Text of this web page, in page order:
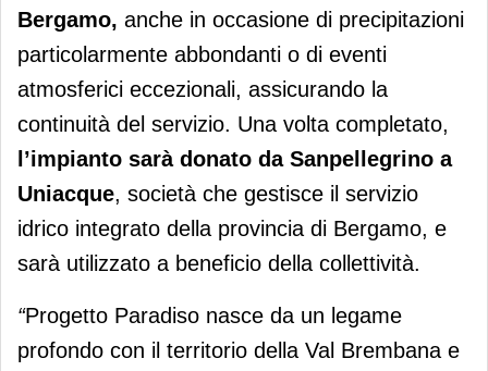
Bergamo, anche in occasione di precipitazioni
particolarmente abbondanti o di eventi
atmosferici eccezionali, assicurando la
continuità del servizio. Una volta completato,
l’impianto sarà donato da Sanpellegrino a
Uniacque, società che gestisce il servizio
idrico integrato della provincia di Bergamo, e
sarà utilizzato a beneficio della collettività.
“Progetto Paradiso nasce da un legame
profondo con il territorio della Val Brembana e